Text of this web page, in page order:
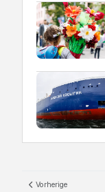
Vorherige